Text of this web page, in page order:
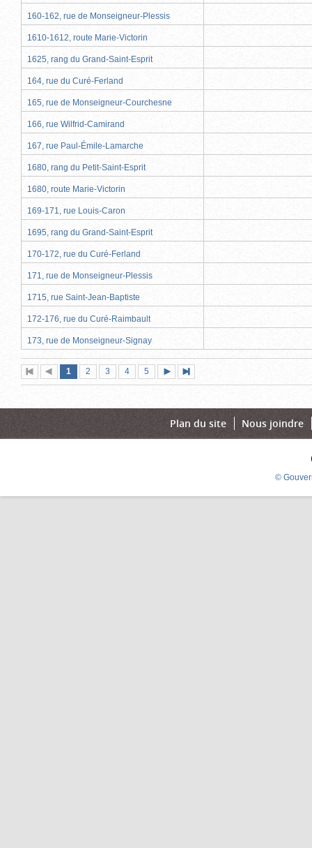
160-162, rue de Monseigneur-Plessis
1610-1612, route Marie-Victorin
1625, rang du Grand-Saint-Esprit
164, rue du Curé-Ferland
165, rue de Monseigneur-Courchesne
166, rue Wilfrid-Camirand
167, rue Paul-Émile-Lamarche
1680, rang du Petit-Saint-Esprit
1680, route Marie-Victorin
169-171, rue Louis-Caron
1695, rang du Grand-Saint-Esprit
170-172, rue du Curé-Ferland
171, rue de Monseigneur-Plessis
1715, rue Saint-Jean-Baptiste
172-176, rue du Curé-Raimbault
173, rue de Monseigneur-Signay
Première
page
Page
précédente
Page
1 (page
actuelle)
Page
2 Page
3 Page
4 Page
5
suivante
page
Plan du site Nous joindre
©